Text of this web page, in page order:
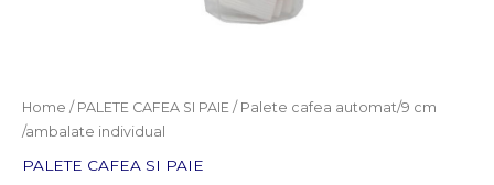
Home / PALETE CAFEA SI PAIE / Palete cafea automat/9 cm
/ambalate individual
PALETE CAFEA SI PAIE